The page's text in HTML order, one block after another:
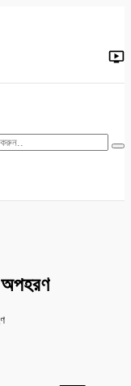
জাতীয় যশোর
অপহরণ